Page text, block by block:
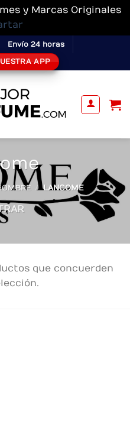
y Marcas Originales
Envío 24 horas
APP
/ LANCOME
que concuerden